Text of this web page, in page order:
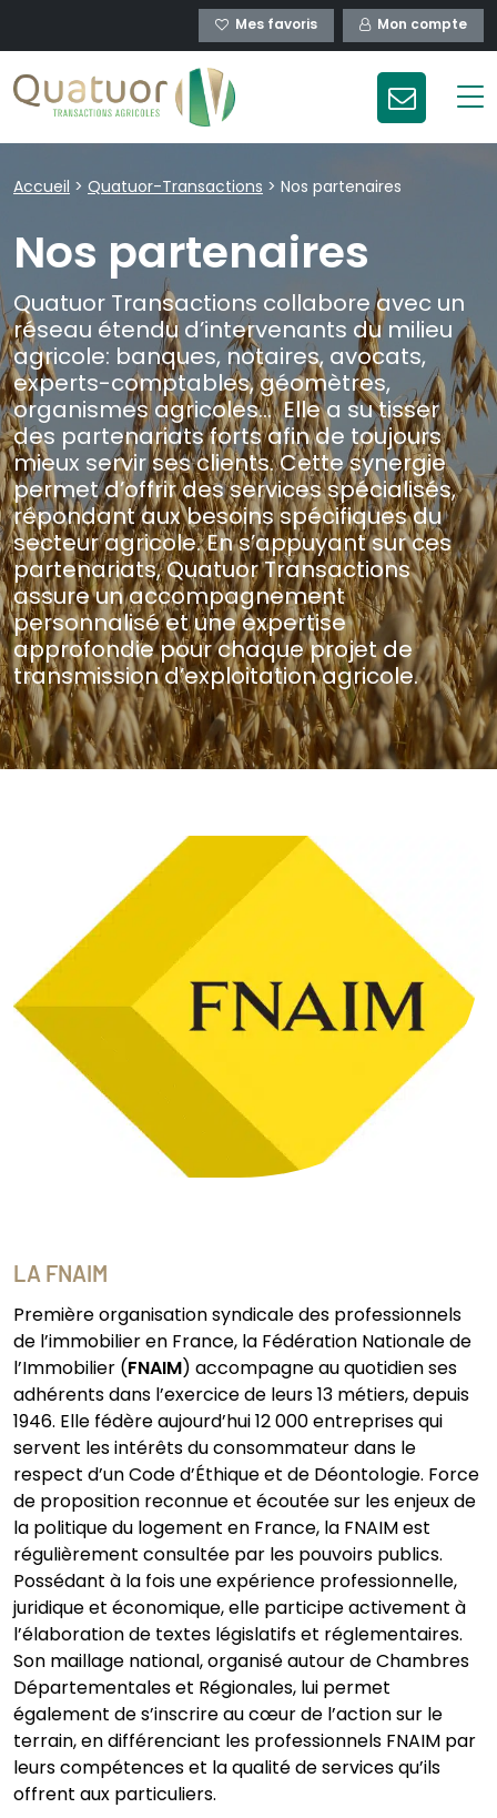
Mes favoris Mon compte
Accueil > Quatuor-Transactions > Nos partenaires
Nos partenaires
Quatuor Transactions collabore avec un
réseau étendu d’intervenants du milieu
agricole: banques, notaires, avocats,
experts-comptables, géomètres,
organismes agricoles… Elle a su tisser
des partenariats forts afin de toujours
mieux servir ses clients. Cette synergie
permet d’offrir des services spécialisés,
répondant aux besoins spécifiques du
secteur agricole. En s’appuyant sur ces
partenariats, Quatuor Transactions
assure un accompagnement
personnalisé et une expertise
approfondie pour chaque projet de
transmission d’exploitation agricole.
LA FNAIM
Première organisation syndicale des professionnels
de l’immobilier en France, la Fédération Nationale de
l’Immobilier (FNAIM) accompagne au quotidien ses
adhérents dans l’exercice de leurs 13 métiers, depuis
1946. Elle fédère aujourd’hui 12 000 entreprises qui
servent les intérêts du consommateur dans le
respect d’un Code d’Éthique et de Déontologie. Force
de proposition reconnue et écoutée sur les enjeux de
la politique du logement en France, la FNAIM est
régulièrement consultée par les pouvoirs publics.
Possédant à la fois une expérience professionnelle,
juridique et économique, elle participe activement à
l’élaboration de textes législatifs et réglementaires.
Son maillage national, organisé autour de Chambres
Départementales et Régionales, lui permet
également de s’inscrire au cœur de l’action sur le
terrain, en différenciant les professionnels FNAIM par
leurs compétences et la qualité de services qu’ils
offrent aux particuliers.